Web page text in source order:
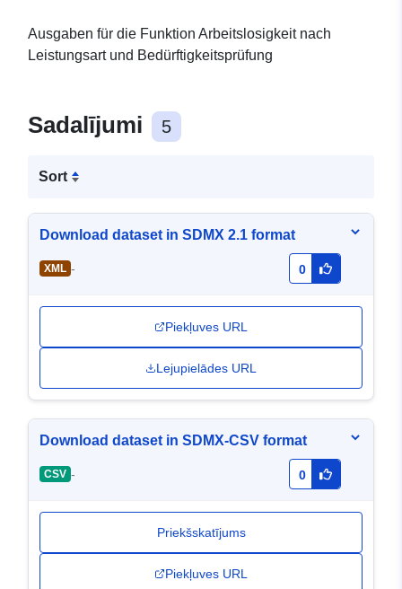
Ausgaben für die Funktion Arbeitslosigkeit nach
Leistungsart und Bedürftigkeitsprüfung
Sadalījumi 5
Sort
Download dataset in SDMX 2.1 format
XML - 0
Piekļuves URL
Lejupielādes URL
Download dataset in SDMX-CSV format
CSV - 0
Priekšskatījums
Piekļuves URL